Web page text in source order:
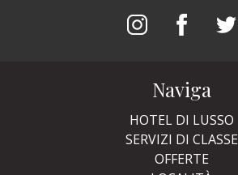
Naviga
HOTEL DI LUSSO
SERVIZI DI CLASSE
OFFERTE